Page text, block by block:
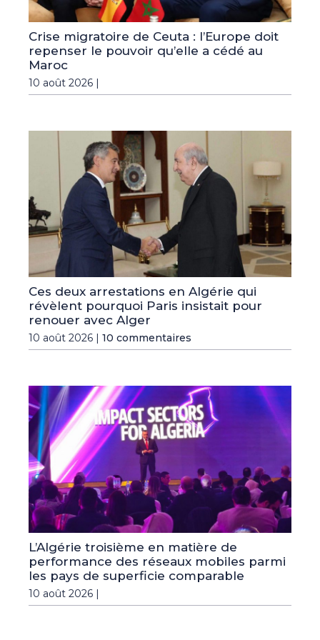
Crise migratoire de Ceuta : l’Europe doit
repenser le pouvoir qu’elle a cédé au
Maroc
10 août 2026 |
Ces deux arrestations en Algérie qui
révèlent pourquoi Paris insistait pour
renouer avec Alger
10 août 2026 | 10 commentaires
L’Algérie troisième en matière de
performance des réseaux mobiles parmi
les pays de superficie comparable
10 août 2026 |